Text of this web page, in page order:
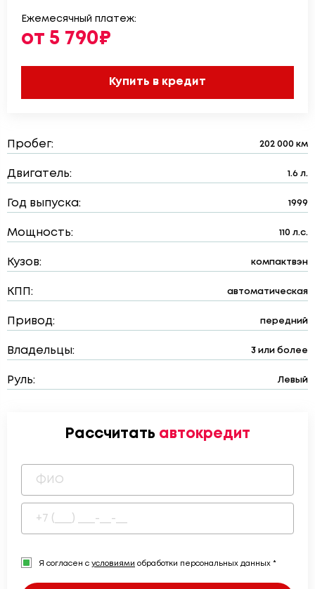
Ежемесячный платеж:
от 5 790₽
Купить в кредит
Пробег: 202 000 км
Двигатель: 1.6 л.
Год выпуска: 1999
Мощность: 110 л.с.
Кузов: компактвэн
КПП: автоматическая
Привод: передний
Владельцы: 3 или более
Руль: Левый
Рассчитать автокредит
Я согласен с условиями обработки персональных данных *